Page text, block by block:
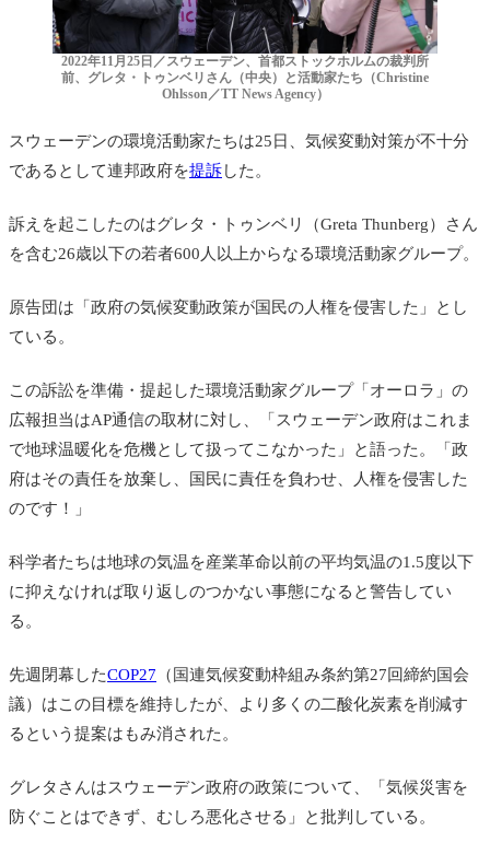
2022年11月25日／スウェーデン、首都ストックホルムの裁判所
前、グレタ・トゥンベリさん（中央）と活動家たち（Christine
Ohlsson／TT News Agency）
スウェーデンの環境活動家たちは25日、気候変動対策が不十分
であるとして連邦政府を提訴した。
訴えを起こしたのはグレタ・トゥンベリ（Greta Thunberg）さん
を含む26歳以下の若者600人以上からなる環境活動家グループ。
原告団は「政府の気候変動政策が国民の人権を侵害した」とし
ている。
この訴訟を準備・提起した環境活動家グループ「オーロラ」の
広報担当はAP通信の取材に対し、「スウェーデン政府はこれま
で地球温暖化を危機として扱ってこなかった」と語った。「政
府はその責任を放棄し、国民に責任を負わせ、人権を侵害した
のです！」
科学者たちは地球の気温を産業革命以前の平均気温の1.5度以下
に抑えなければ取り返しのつかない事態になると警告してい
る。
先週閉幕したCOP27 （国連気候変動枠組み条約第27回締約国会
議）はこの目標を維持したが、より多くの二酸化炭素を削減す
るという提案はもみ消された。
グレタさんはスウェーデン政府の政策について、「気候災害を
防ぐことはできず、むしろ悪化させる」と批判している。